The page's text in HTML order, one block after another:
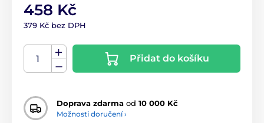
458 Kč
379 Kč bez DPH
Přidat do košíku
Doprava zdarma od 10 000 Kč
Možnosti doručení ›